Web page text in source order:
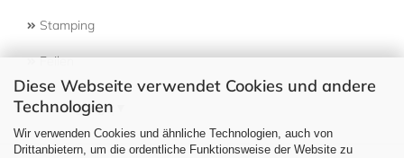
Diese Webseite verwendet Cookies und andere
Technologien
Wir verwenden Cookies und ähnliche Technologien, auch von
Drittanbietern, um die ordentliche Funktionsweise der Website zu
Stamping
Feilen
Select Language